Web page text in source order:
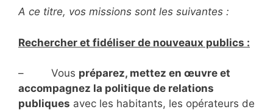
A ce titre, vos missions sont les suivantes :
Rechercher et fidéliser de nouveaux publics :
– Vous préparez, mettez en œuvre et
accompagnez la politique de relations
publiques avec les habitants, les opérateurs de